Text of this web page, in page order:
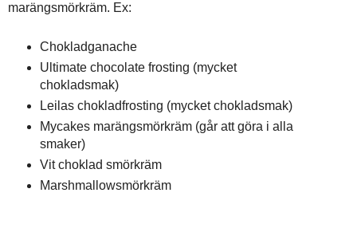
marängsmörkräm. Ex:
Chokladganache
Ultimate chocolate frosting (mycket
chokladsmak)
Leilas chokladfrosting (mycket chokladsmak)
Mycakes marängsmörkräm (går att göra i alla
smaker)
Vit choklad smörkräm
Marshmallowsmörkräm